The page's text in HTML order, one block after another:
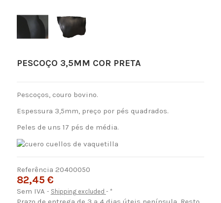
PESCOÇO 3,5MM COR PRETA
Pescoços, couro bovino.
Espessura 3,5mm, preço por pés quadrados.
Peles de uns 17 pés de média.
Referência 20400050
82,45 €
Sem IVA Shipping excluded *